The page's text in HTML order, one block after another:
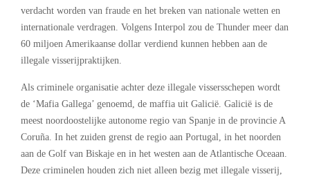
verdacht worden van fraude en het breken van nationale wetten en
internationale verdragen. Volgens Interpol zou de Thunder meer dan
60 miljoen Amerikaanse dollar verdiend kunnen hebben aan de
illegale visserijpraktijken.
Als criminele organisatie achter deze illegale vissersschepen wordt
de ‘Mafia Gallega’ genoemd, de maffia uit Galicië. Galicië is de
meest noordoostelijke autonome regio van Spanje in de provincie A
Coruña. In het zuiden grenst de regio aan Portugal, in het noorden
aan de Golf van Biskaje en in het westen aan de Atlantische Oceaan.
Deze criminelen houden zich niet alleen bezig met illegale visserij,